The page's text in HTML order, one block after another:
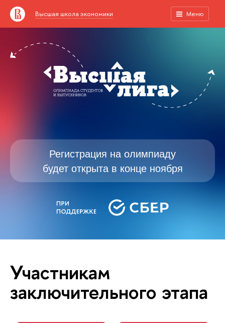
Высшая школа экономики Меню
Регистрация на олимпиаду
будет открыта в конце ноября
Участникам
заключительного этапа